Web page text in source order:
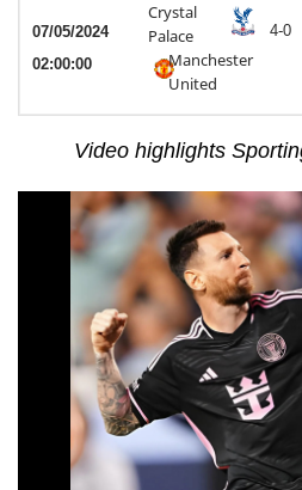
07/05/2024
02:00:00
Crystal
Palace
4-0
Manchester
United
Video highlights